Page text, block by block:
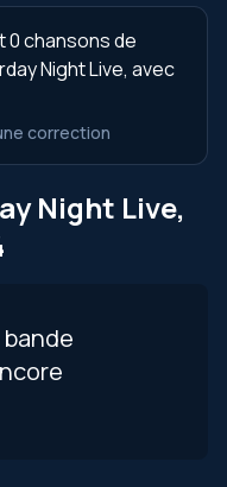
0 chansons de
Night Live, avec
correction
Night Live,